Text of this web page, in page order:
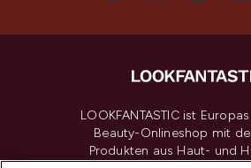
LOOKFANTASTIC ist
Beauty-Onlineshop mit
Produkten aus Haut- und